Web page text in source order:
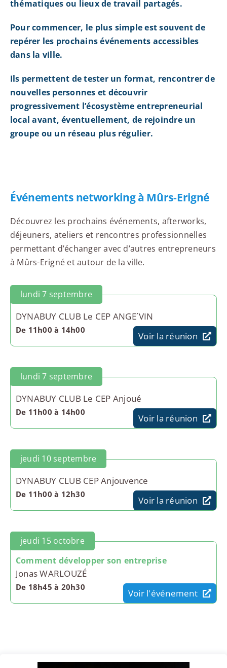
thématiques ou lieux de travail partagés.
Pour commencer, le plus simple est souvent de
repérer les prochains événements accessibles
dans la ville.
Ils permettent de tester un format, rencontrer de
nouvelles personnes et découvrir
progressivement l’écosystème entrepreneurial
local avant, éventuellement, de rejoindre un
groupe ou un réseau plus régulier.
Événements networking à Mûrs-Erigné
Découvrez les prochains événements, afterworks,
déjeuners, ateliers et rencontres professionnelles
permettant d’échanger avec d’autres entrepreneurs
à Mûrs-Erigné et autour de la ville.
lundi 7 septembre
DYNABUY CLUB Le CEP ANGE´VIN
De 11h00 à 14h00
Voir la réunion
lundi 7 septembre
DYNABUY CLUB Le CEP Anjoué
De 11h00 à 14h00
Voir la réunion
jeudi 10 septembre
DYNABUY CLUB CEP Anjouvence
De 11h00 à 12h30
Voir la réunion
jeudi 15 octobre
Comment développer son entreprise
Jonas WARLOUZÉ
De 18h45 à 20h30
Voir l'événement